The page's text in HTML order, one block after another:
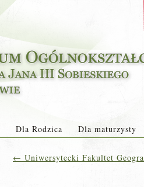
Dla Rodzica Dla maturzysty
← Uniwersytecki Fakultet